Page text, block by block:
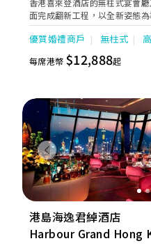
香港喜來登酒店的無柱式宴會
面完成翻新工程，以全新姿態
全新裝修的高樓底無柱式宴會
調，天花懸吊的螺旋形
廳配備了最先進的設備如內置
雅浪漫囍宴的理想場地；而小
屢獲殊榮、連續17年獲米芝蓮
天寶閣團隊主理，為婚宴匠心
細意殷勤的宴會團隊，每年籌
締造非凡婚宴。酒店更設婚宴
人左右，協調婚宴間的繁瑣細
優質婚禮商戶 無柱式
每席港幣 $12,888起
Previous
港島海逸君綽酒店
Harbour Grand Hong